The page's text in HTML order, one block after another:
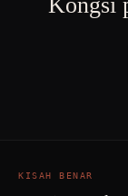
KISAH BENAR